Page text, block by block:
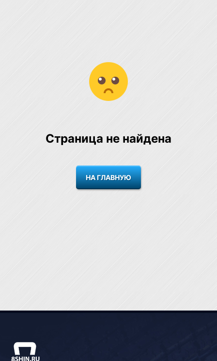
Страница не найдена
НА ГЛАВНУЮ